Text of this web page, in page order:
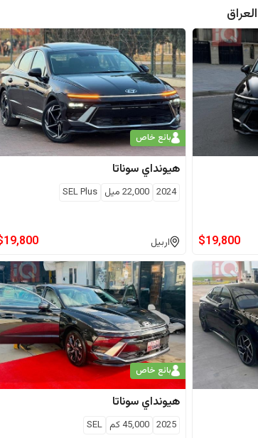
العراق
$19,800
بائع خاص
هيونداي سوناتا
2024
22,000 ميل SEL Plus
اربيل 19,800
بائع خاص
هيونداي سوناتا
2025
45,000كم SEL